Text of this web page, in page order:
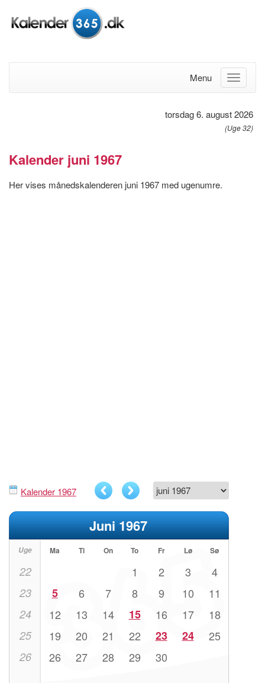
Menu
torsdag 6. august 2026
(Uge 32)
Kalender juni 1967
Her vises månedskalenderen juni 1967 med ugenumre.
Kalender 1967
Juni 1967
Uge Ma Ti On To Fr Lø Sø
22 1 2 3 4
23 5 6 7 8 9 10 11
24 12 13 14 15 16 17 18
25 19 20 21 22 23 24 25
26 26 27 28 29 30